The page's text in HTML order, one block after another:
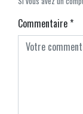
Commentaire*